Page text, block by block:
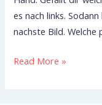
es nach links.
nachste Bild. Welche
Read More »